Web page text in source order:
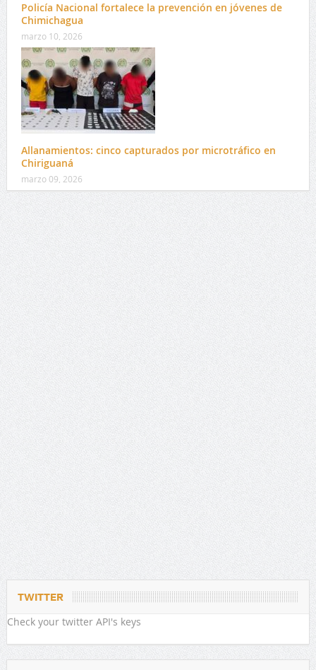
Policía Nacional fortalece la prevención en jóvenes de
Chimichagua
marzo 10, 2026
Allanamientos: cinco capturados por microtráfico en
Chiriguaná
marzo 09, 2026
TWITTER
Check your twitter API's keys